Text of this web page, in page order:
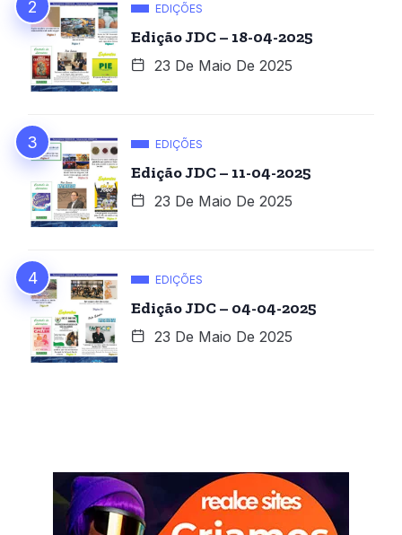
EDIÇÕES
Edição JDC – 18-04-2025
23 De Maio De 2025
EDIÇÕES
Edição JDC – 11-04-2025
23 De Maio De 2025
EDIÇÕES
Edição JDC – 04-04-2025
23 De Maio De 2025